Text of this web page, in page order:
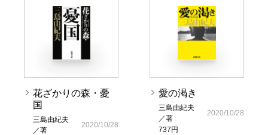
花ざかりの森・憂
国
三島由紀夫
／著
2020/10/28
愛の渇き
三島由紀夫
／著
737円
2020/10/28